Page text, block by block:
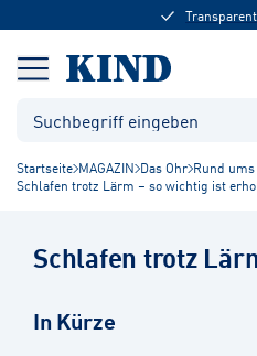
Startseite MAGAZIN Das Ohr Rund
Schlafen trotz Lärm – so wichtig ist
Schlafen trotz
In Kürze